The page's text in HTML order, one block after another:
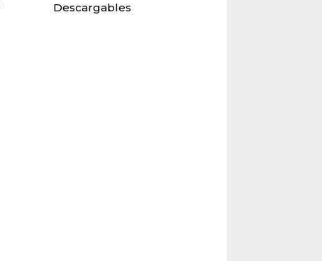
Descargables